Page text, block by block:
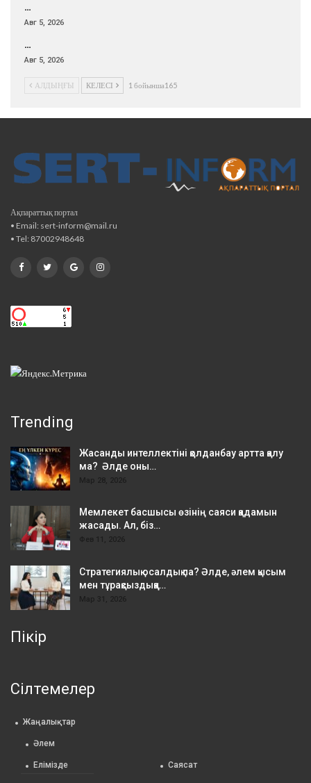
…
Авг 5, 2026
…
Авг 5, 2026
АЛДЫҢҒЫ КЕЛЕСІ 1 бойынша165
Ақпараттық портал
• Email: sert-inform@mail.ru
• Tel: 87002948648
Trending
Жасанды интеллектіні қолданбау артта қалу
ма? Әлде оны…
Мар 28, 2026
Мемлекет басшысы өзінің саяси қадамын
жасады. Ал, біз…
Фев 11, 2026
Стратегиялық осалдық па? Әлде, әлем қысым
мен тұрақсыздыққа…
Мар 31, 2026
Пікір
Сілтемелер
Жаңалықтар
Әлем
Елімізде Саясат